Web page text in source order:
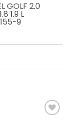
GOLF 2.0
1.9 L
9